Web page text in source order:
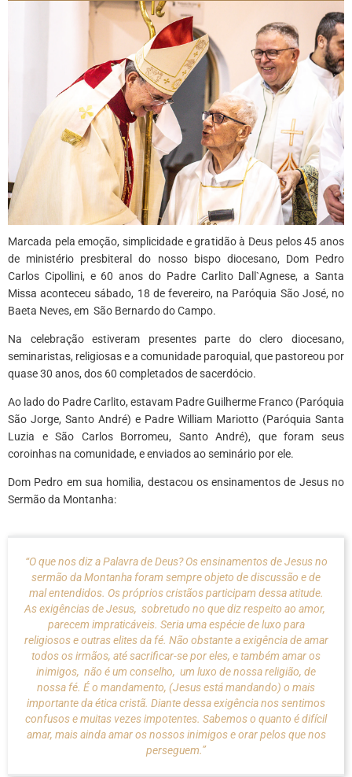
Marcada pela emoção, simplicidade e gratidão à Deus pelos 45 anos
de ministério presbiteral do nosso bispo diocesano, Dom Pedro
Carlos Cipollini, e 60 anos do Padre Carlito Dall`Agnese, a Santa
Missa aconteceu sábado, 18 de fevereiro, na Paróquia São José, no
Baeta Neves, em São Bernardo do Campo.
Na celebração estiveram presentes parte do clero diocesano,
seminaristas, religiosas e a comunidade paroquial, que pastoreou por
quase 30 anos, dos 60 completados de sacerdócio.
Ao lado do Padre Carlito, estavam Padre Guilherme Franco (Paróquia
São Jorge, Santo André) e Padre William Mariotto (Paróquia Santa
Luzia e São Carlos Borromeu, Santo André), que foram seus
coroinhas na comunidade, e enviados ao seminário por ele.
Dom Pedro em sua homilia, destacou os ensinamentos de Jesus no
Sermão da Montanha:
“O que nos diz a Palavra de Deus? Os ensinamentos de Jesus no
sermão da Montanha foram sempre objeto de discussão e de
mal entendidos. Os próprios cristãos participam dessa atitude.
As exigências de Jesus, sobretudo no que diz respeito ao amor,
parecem impraticáveis. Seria uma espécie de luxo para
religiosos e outras elites da fé. Não obstante a exigência de amar
todos os irmãos, até sacrificar-se por eles, e também amar os
inimigos, não é um conselho, um luxo de nossa religião, de
nossa fé. É o mandamento, (Jesus está mandando) o mais
importante da ética cristã. Diante dessa exigência nos sentimos
confusos e muitas vezes impotentes. Sabemos o quanto é difícil
amar, mais ainda amar os nossos inimigos e orar pelos que nos
perseguem.”